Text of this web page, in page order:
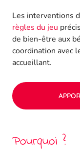
Les interventions
règles du jeu
de bien-être aux
coordination avec
accueillant.
Pourquoi ?